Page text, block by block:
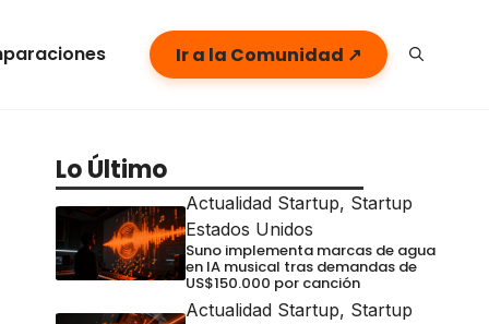
Ir a la Comunidad ↗
Lo Último
Actualidad Startup, Startup
Estados Unidos
Suno implementa marcas de agua
en IA musical tras demandas de
US$150.000 por canción
Actualidad Startup, Startup